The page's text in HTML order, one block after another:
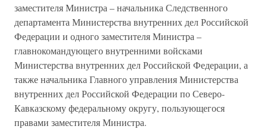
заместителя Министра – начальника Следственного
департамента Министерства внутренних дел Российской
Федерации и одного заместителя Министра –
главнокомандующего внутренними войсками
Министерства внутренних дел Российской Федерации, а
также начальника Главного управления Министерства
внутренних дел Российской Федерации по Северо-
Кавказскому федеральному округу, пользующегося
правами заместителя Министра.